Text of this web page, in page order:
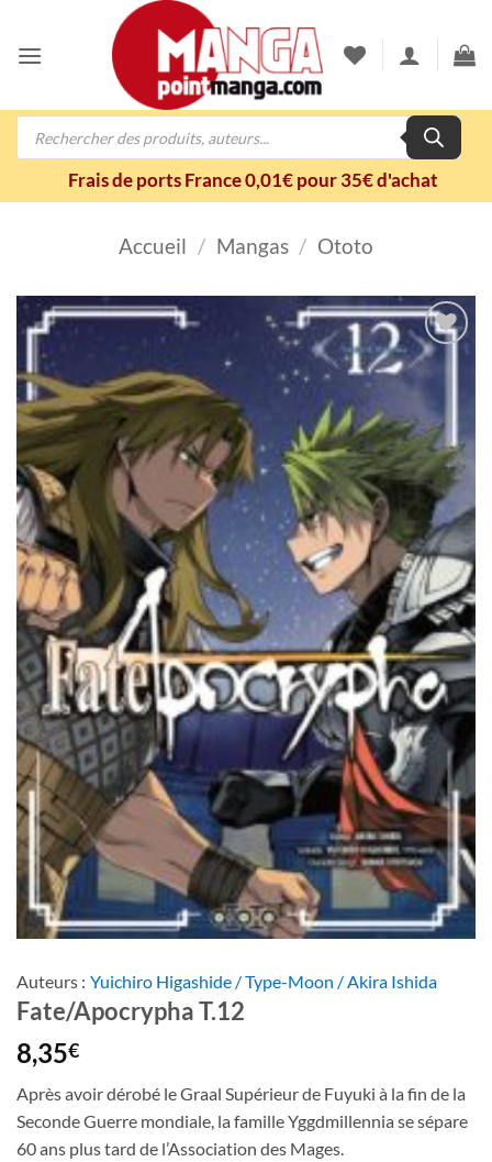
contenu
Recherche
Frais de ports France 0,01€ pour 35€ d'achat
Accueil / Mangas / Ototo
Ajouter
Auteurs : Yuichiro Higashide / Type-Moon / Akira Ishida
Fate/Apocrypha T.12
8,35€
Après avoir dérobé le Graal Supérieur de Fuyuki à la fin de la
Seconde Guerre mondiale, la famille Yggdmillennia se sépare
60 ans plus tard de l’Association des Mages.